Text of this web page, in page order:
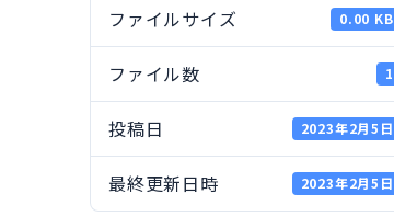
ファイルサイズ 0.00 KB
ファイル数 1
投稿日 2023年2月5日
最終更新日時 2023年2月5日